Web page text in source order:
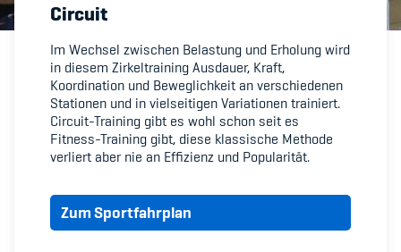
Member's Manual / FAQ
Fairplay
Teilnahmeberechtigung
Academy
Circuit
Im Wechsel zwischen Belastung und Erholung wird
in diesem Zirkeltraining Ausdauer, Kraft,
Koordination und Beweglichkeit an verschiedenen
Stationen und in vielseitigen Variationen trainiert.
Circuit-Training gibt es wohl schon seit es
Fitness-Training gibt, diese klassische Methode
verliert aber nie an Effizienz und Popularität.
Zum Sportfahrplan